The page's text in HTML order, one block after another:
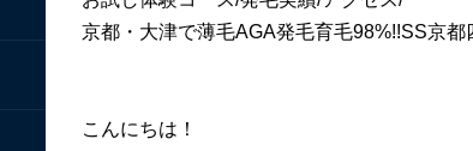
京都・大津で薄毛AGA発毛育毛98%!!SS京
こんにちは！